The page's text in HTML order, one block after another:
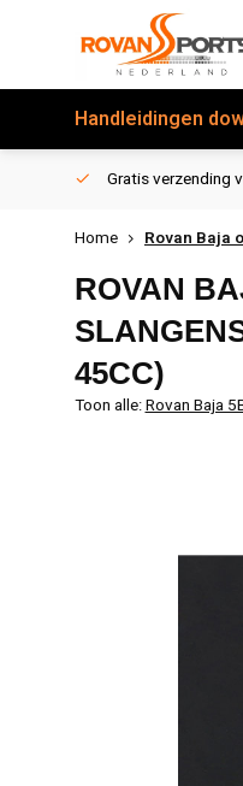
Handleidingen
Gratis verzending
Home Rovan Baja
ROVAN
45CC)
Toon alle:Rovan Baja